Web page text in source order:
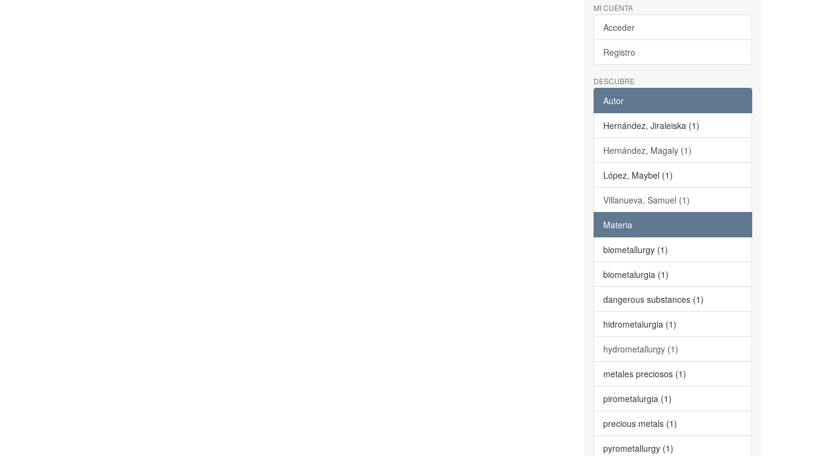
MI CUENTA
Acceder
Registro
DESCUBRE
Autor
Hernández, Jiraleiska (1)
Hernández, Magaly (1)
López, Maybel (1)
Villanueva, Samuel (1)
Materia
biometallurgy (1)
biometalurgia (1)
dangerous substances (1)
hidrometalurgia (1)
hydrometallurgy (1)
metales preciosos (1)
pirometalurgia (1)
precious metals (1)
pyrometallurgy (1)